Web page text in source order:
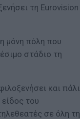
τη Eurovision
μόνη πόλη που
στάδιο τη
και πάλι
του
σε όλη